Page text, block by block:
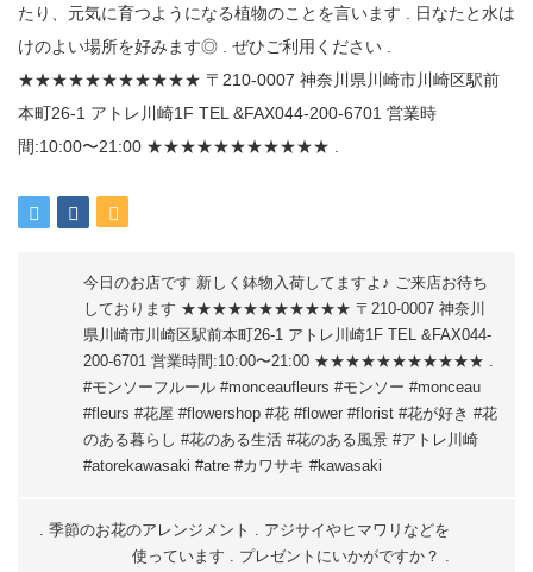
今日のお店です️ 新しく鉢物入荷してますよ♪ ご来店お待ち
しております️ ★★★★★★★★★★★ 〒210-0007 神奈川
県川崎市川崎区駅前本町26-1 アトレ川崎1F TEL &FAX044-
200-6701 営業時間:10:00〜21:00 ★★★★★★★★★★★ .
#モンソーフルール #monceaufleurs #モンソー #monceau
#fleurs #花屋 #flowershop #花 #flower #florist #花が好き #花
のある暮らし #花のある生活 #花のある風景 #アトレ川崎
#atorekawasaki #atre #カワサキ #kawasaki
. 季節のお花のアレンジメント . アジサイやヒマワリなどを
使っています️ . プレゼントにいかがですか？ .